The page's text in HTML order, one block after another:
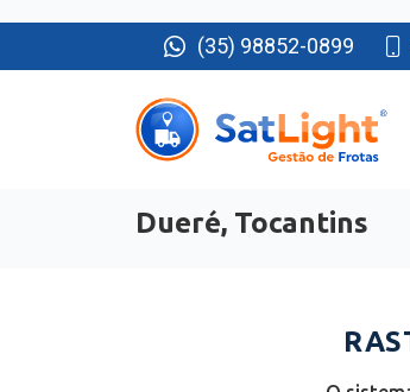
(35) 98852-0899
Dueré, Tocantins
O